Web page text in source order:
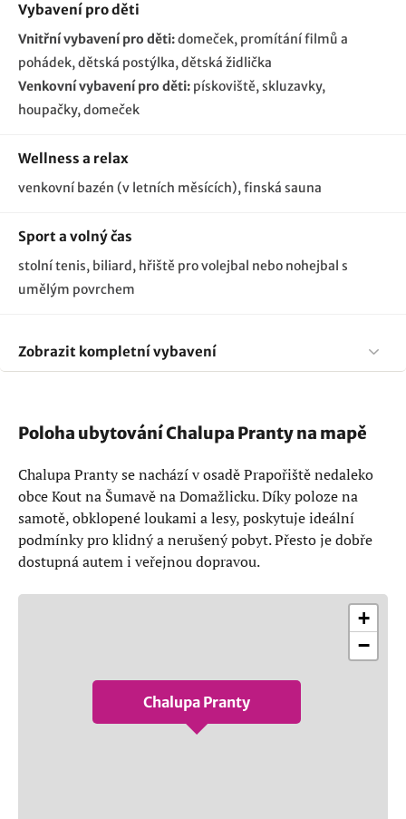
Vybavení pro děti
Vnitřní vybavení pro děti:domeček promítání filmů a
pohádek dětská postýlka dětská židlička
Venkovní vybavení pro děti: pískoviště skluzavky
houpačky domeček
Sport a volný čas
stolní tenis, biliard, hřiště pro volejbal nebo nohejbal s
umělým povrchem
Wellness a relax
venkovní bazén (v letních měsících) finská sauna
Zobrazit kompletní vybavení
Poloha ubytování Chalupa Pranty na mapě
Chalupa Pranty se nachází v osadě Prapořiště nedaleko
obce Kout na Šumavě na Domažlicku. Díky poloze na
samotě, obklopené loukami a lesy, poskytuje ideální
podmínky pro klidný a nerušený pobyt. Přesto je dobře
dostupná autem i veřejnou dopravou.
Chalupa Pranty
+
−